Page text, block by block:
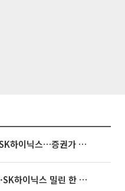
'불안과 기대 사이' 널뛰는 SK하이닉스…증권가 "HBM4·LTA 기반 펀터멘털 견고"
[베스트&워스트] 삼성전자·SK하이닉스 밀린 한 주…상상인증권은 85% 급등